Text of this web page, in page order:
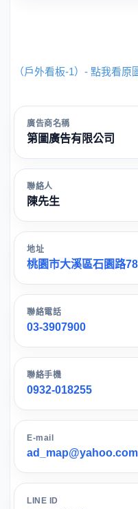
（戶外看板-1）- 點我看原
廣告商名稱
第圖廣告有限公司
聯絡人
陳先生
地址
桃園市大溪區石園路
聯絡電話
03-3907900
聯絡手機
0932-018255
E-mail
ad_map@yahoo.com
LINE ID